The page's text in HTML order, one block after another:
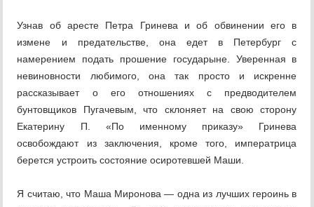
Узнав об аресте Петра Гринева и об обвинении его в
измене и предательстве, она едет в Петербург с
намерением подать прошение государыне. Уверенная в
невиновности любимого, она так просто и искренне
рассказывает о его отношениях с предводителем
бунтовщиков Пугачевым, что склоняет на свою сторону
Екатерину П. «По именному приказу» Гринева
освобождают из заключения, кроме того, императрица
берется устроить состояние осиротевшей Маши.
Я считаю, что Маша Миронова — одна из лучших героинь в